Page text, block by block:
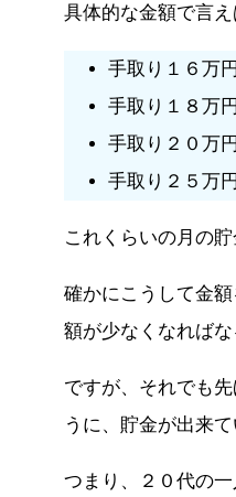
具体的な金額で言
手取り１６万
手取り１８万
手取り２０万
手取り２５万
これくらいの月の
確かにこうして金
額が少なくなれば
ですが、それでも
うに、貯金が出来
つまり、２０代の